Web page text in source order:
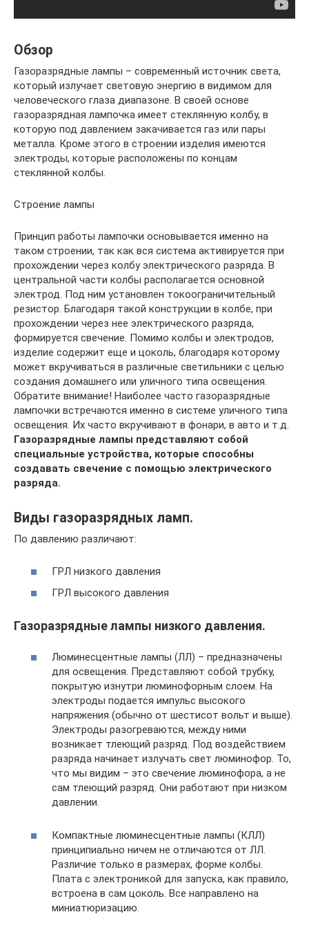
Обзор
Газоразрядные лампы – современный источник света,
который излучает световую энергию в видимом для
человеческого глаза диапазоне. В своей основе
газоразрядная лампочка имеет стеклянную колбу, в
которую под давлением закачивается газ или пары
металла. Кроме этого в строении изделия имеются
электроды, которые расположены по концам
стеклянной колбы.
Строение лампы
Принцип работы лампочки основывается именно на
таком строении, так как вся система активируется при
прохождении через колбу электрического разряда. В
центральной части колбы располагается основной
электрод. Под ним установлен токоограничительный
резистор. Благодаря такой конструкции в колбе, при
прохождении через нее электрического разряда,
формируется свечение. Помимо колбы и электродов,
изделие содержит еще и цоколь, благодаря которому
может вкручиваться в различные светильники с целью
создания домашнего или уличного типа освещения.
Обратите внимание! Наиболее часто газоразрядные
лампочки встречаются именно в системе уличного типа
освещения. Их часто вкручивают в фонари, в авто и т.д.
Газоразрядные лампы представляют собой
специальные устройства, которые способны
создавать свечение с помощью электрического
разряда.
Виды газоразрядных ламп.
По давлению различают:
ГРЛ низкого давления
ГРЛ высокого давления
Газоразрядные лампы низкого давления.
Люминесцентные лампы (ЛЛ) – предназначены
для освещения. Представляют собой трубку,
покрытую изнутри люминофорным слоем. На
электроды подается импульс высокого
напряжения (обычно от шестисот вольт и выше).
Электроды разогреваются, между ними
возникает тлеющий разряд. Под воздействием
разряда начинает излучать свет люминофор. То,
что мы видим – это свечение люминофора, а не
сам тлеющий разряд. Они работают при низком
давлении.
Компактные люминесцентные лампы (КЛЛ)
принципиально ничем не отличаются от ЛЛ.
Различие только в размерах, форме колбы.
Плата с электроникой для запуска, как правило,
встроена в сам цоколь. Все направлено на
миниатюризацию.